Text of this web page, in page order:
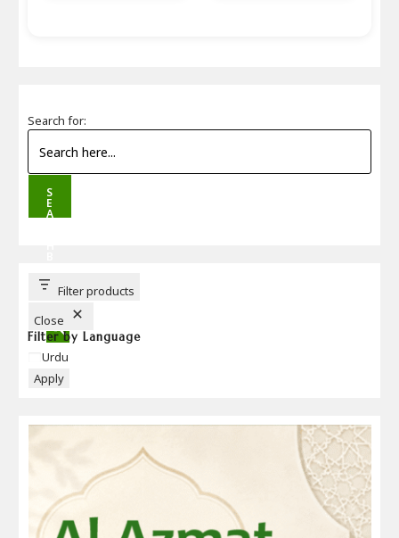
Search for:
S
E
A
T
T
Filter products
Close
Filter by Language
Language
Urdu
Apply